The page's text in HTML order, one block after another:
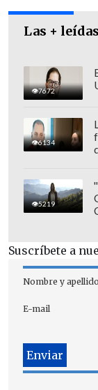
Las + leídas
7672
6134
5219
Suscríbete a
Nombre y apellido
E-mail